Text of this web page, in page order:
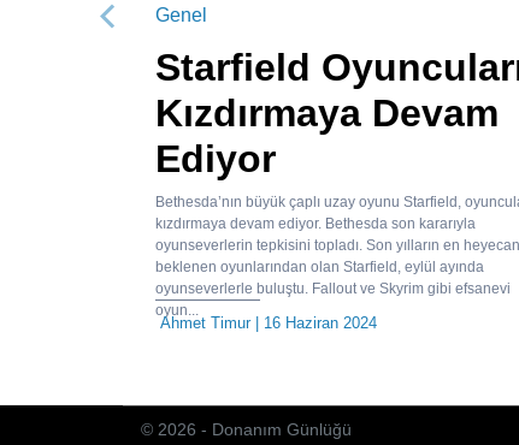
Genel
Starfield
Kızdırmaya Devam
Ediyor
Bethesda’nın büyük çaplı uzay oyunu Starfield,
kızdırmaya devam ediyor. Bethesda son kararıyla
oyunseverlerin tepkisini topladı. Son yılların en
beklenen oyunlarından olan Starfield, eylül ayında
oyunseverlerle buluştu. Fallout ve Skyrim gibi efsanevi
oyun...
Ahmet Timur| 16 Haziran 2024
Önceki
© 2026 - Donanım Günlüğü